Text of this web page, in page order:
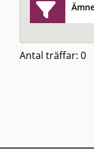
Antal träffar: 0